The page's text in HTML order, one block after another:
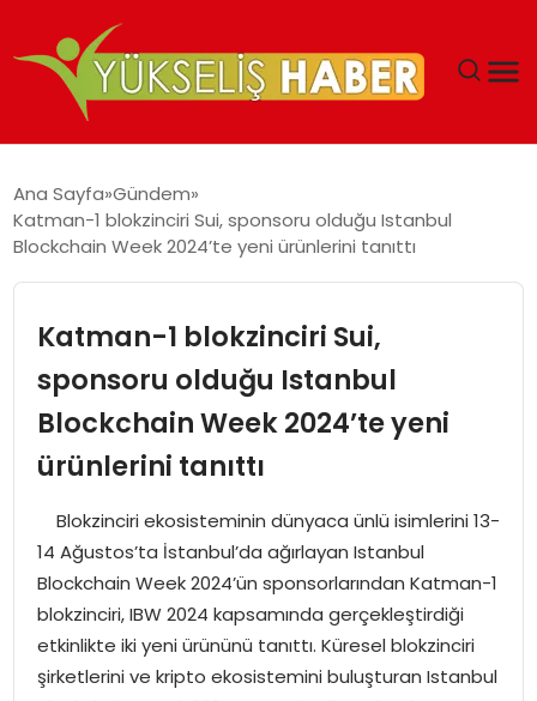
MALIYETLERINI AZALTIYOR’
Ana Sayfa Gündem
Katman-1 blokzinciri Sui, sponsoru olduğu Istanbul
Blockchain Week 2024’te yeni ürünlerini tanıttı
Katman-1 blokzinciri Sui,
sponsoru olduğu Istanbul
Blockchain Week 2024’te yeni
ürünlerini tanıttı
Blokzinciri ekosisteminin dünyaca ünlü isimlerini 13-
14 Ağustos’ta İstanbul’da ağırlayan Istanbul
Blockchain Week 2024’ün sponsorlarından Katman-1
blokzinciri, IBW 2024 kapsamında gerçekleştirdiği
etkinlikte iki yeni ürününü tanıttı. Küresel blokzinciri
şirketlerini ve kripto ekosistemini buluşturan Istanbul